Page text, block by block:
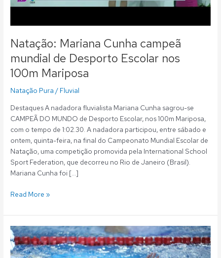
Natação: Mariana Cunha campeã
mundial de Desporto Escolar nos
100m Mariposa
Natação Pura / Fluvial
Destaques A nadadora fluvialista Mariana Cunha sagrou-se
CAMPEÃ DO MUNDO de Desporto Escolar, nos 100m Mariposa,
com o tempo de 1:02.30. A nadadora participou, entre sábado e
ontem, quinta-feira, na final do Campeonato Mundial Escolar de
Natação, uma competição promovida pela International School
Sport Federation, que decorreu no Rio de Janeiro (Brasil).
Mariana Cunha foi […]
Read More »
Natação:
Mariana
Cunha